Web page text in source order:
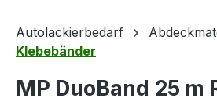
Autolackierbedarf
Klebebänder
MP DuoBand 25 m